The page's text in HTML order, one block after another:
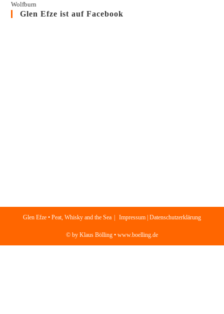
Wolfburn
Glen Efze ist auf Facebook
Glen Efze • Peat, Whisky and the Sea Impressum | Datenschutzerklärung
© by Klaus Bölling • www.boelling.de